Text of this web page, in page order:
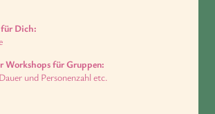
für Dich:
Workshops für Gruppen:
und Personenzahl etc.